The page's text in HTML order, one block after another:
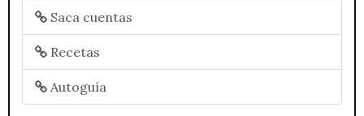
Saca cuentas
Recetas
Autoguía